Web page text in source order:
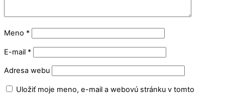
Meno *
E-mail *
Adresa webu
Uložiť moje meno, e-mail a webovú stránku v tomto